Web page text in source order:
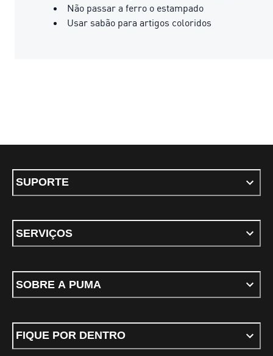
Não passar a ferro o estampado
Usar sabão para artigos coloridos
SUPORTE
SERVIÇOS
SOBRE A PUMA
FIQUE POR DENTRO